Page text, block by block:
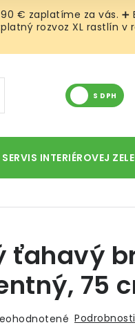
€ zaplatíme za vás. ➕
rozvoz XL rastlín v
S DPH
SERVIS INTERIÉROVEJ
ťahavý
75